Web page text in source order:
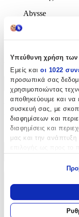
Υπεύθυνη χρήση
Εμείς και οι 1022
προσωπικά σας
χρησιμοποιώντας
αποθηκεύουμε και να
συσκευή σας, με
διαφημίσεων και
διαφημίσεις και
μας και την ανάπτυξη
Να
σας τοποθεσία,
απόσταση
Abysse
Αξιολογήσεις
Προς το παρόν δεν
προστεθούν, θα
Πώς υπολογίζεται η
Η τελική βαθμολογία
που έχουν
επιβεβαιώσει την αγορά
Γράψου στο
Πατώντας «Εγγραφή»
ΕΤΑΙΡΕΙΑ